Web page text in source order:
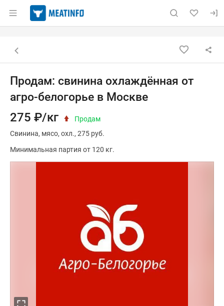
Раздел навигации по сайту meatinfo.ru
Объявление: Продам: свинина
Навигация и управление объявлением
Назад к списку объявлений
Продам: свинина охлаждённая от
агро-белогорье в Москве
275 ₽/кг
Продам
Свинина мясо охл. 275 руб.
Минимальная партия от 120 кг.